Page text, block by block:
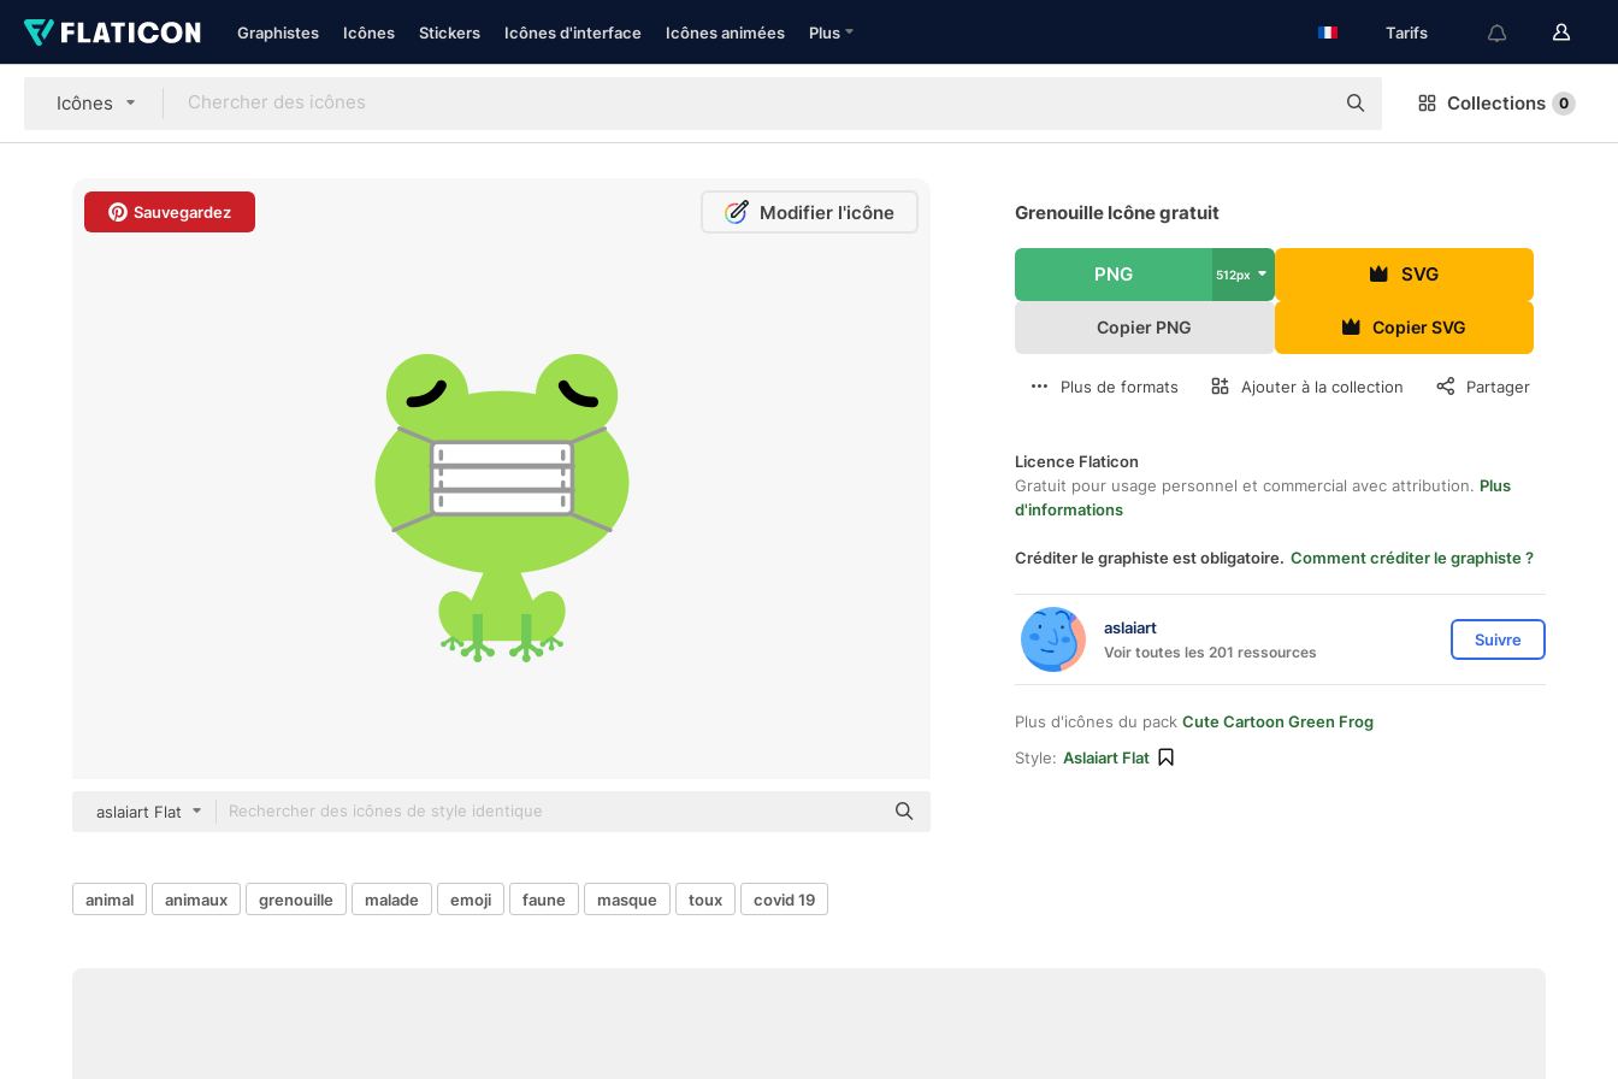
Graphistes Icônes Stickers Icônes d'interface Icônes animées Plus Tarifs
Icônes Collections 0
Sauvegardez Modifier l'icône
aslaiart Flat
Grenouille Icône gratuit
PNG 512px SVG
Copier PNG Copier SVG
Plus de formats Ajouter à la collection Partager
Licence Flaticon
Gratuit pour usage personnel et commercial avec attribution. Plus
d'informations
Créditer le graphiste est obligatoire. Comment créditer le graphiste ?
aslaiart
Voir toutes les 201 ressources
Suivre
Plus d'icônes du pack Cute Cartoon Green Frog
Style: Aslaiart Flat
animal animaux grenouille malade emoji faune masque toux covid 19